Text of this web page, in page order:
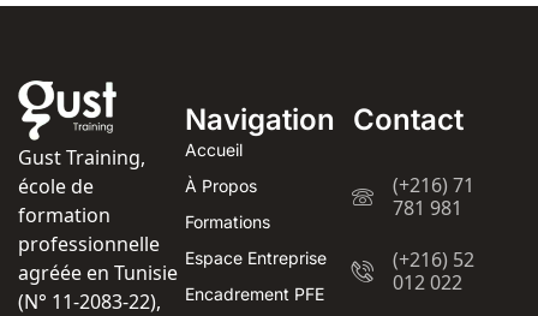
Gust Training,
école de
formation
professionnelle
agréée en Tunisie
(N° 11-2083-22),
Navigation
Accueil
À Propos
Formations
Espace Entreprise
Encadrement PFE
Contact
(+216) 71
781 981
(+216) 52
012 022